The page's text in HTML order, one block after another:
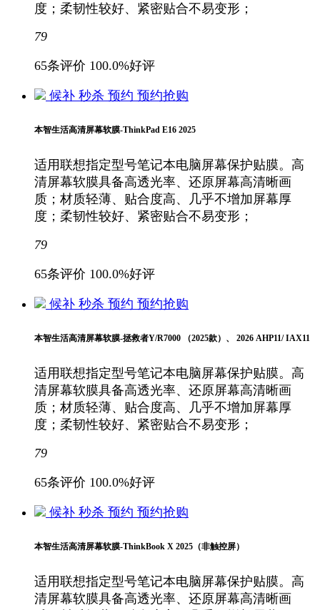
度；柔韧性较好、紧密贴合不易变形；
79
65条评价 100.0%好评
候补 秒杀 预约 预约抢购
本智生活高清屏幕软膜-ThinkPad E16 2025
适用联想指定型号笔记本电脑屏幕保护贴膜。高
清屏幕软膜具备高透光率、还原屏幕高清晰画
质；材质轻薄、贴合度高、几乎不增加屏幕厚
度；柔韧性较好、紧密贴合不易变形；
79
65条评价 100.0%好评
候补 秒杀 预约 预约抢购
本智生活高清屏幕软膜-拯救者Y/R7000 （2025款）、 2026 AHP11/ IAX11
适用联想指定型号笔记本电脑屏幕保护贴膜。高
清屏幕软膜具备高透光率、还原屏幕高清晰画
质；材质轻薄、贴合度高、几乎不增加屏幕厚
度；柔韧性较好、紧密贴合不易变形；
79
65条评价 100.0%好评
候补 秒杀 预约 预约抢购
本智生活高清屏幕软膜-ThinkBook X 2025（非触控屏）
适用联想指定型号笔记本电脑屏幕保护贴膜。高
清屏幕软膜具备高透光率、还原屏幕高清晰画